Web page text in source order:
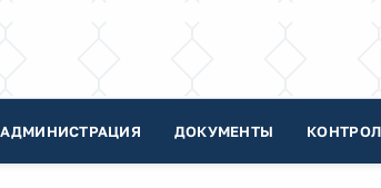
АДМИНИСТРАЦИЯ ДОКУМЕНТЫ